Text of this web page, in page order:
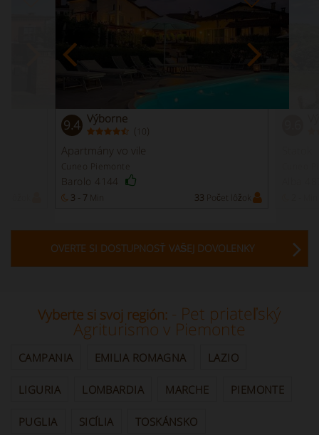
9.4 Výborne
( 10)
Apartmány vo vile
Cuneo Piemonte
Barolo 4144
3 - 7 Min 33 Počet lôžok
OVERTE SI DOSTUPNOSŤ VAŠEJ DOVOLENKY
Vyberte si svoj región: - Pet priateľský
Agriturismo v Piemonte
CAMPANIA EMILIA ROMAGNA LAZIO
LIGURIA LOMBARDIA MARCHE PIEMONTE
PUGLIA SICÍLIA TOSKÁNSKO